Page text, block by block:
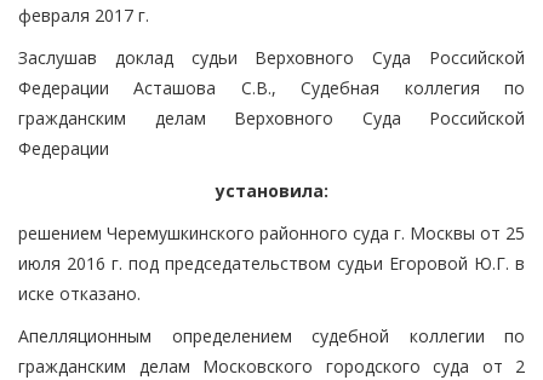
февраля 2017 г.
Заслушав доклад судьи Верховного Суда Российской
Федерации Асташова С.В., Судебная коллегия по
гражданским делам Верховного Суда Российской
Федерации
установила:
решением Черемушкинского районного суда г. Москвы от 25
июля 2016 г. под председательством судьи Егоровой Ю.Г. в
иске отказано.
Апелляционным определением судебной коллегии по
гражданским делам Московского городского суда от 2